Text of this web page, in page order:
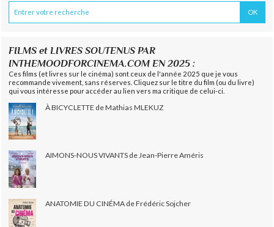
FILMS et LIVRES SOUTENUS PAR
INTHEMOODFORCINEMA.COM EN 2025 :
Ces films (et livres sur le cinéma) sont ceux de l'année 2025 que je vous
recommande vivement, sans réserves. Cliquez sur le titre du film (ou du livre)
qui vous intéresse pour accéder au lien vers ma critique de celui-ci.
À BICYCLETTE de Mathias MLEKUZ
AIMONS-NOUS VIVANTS de Jean-Pierre Améris
ANATOMIE DU CINÉMA de Frédéric Sojcher